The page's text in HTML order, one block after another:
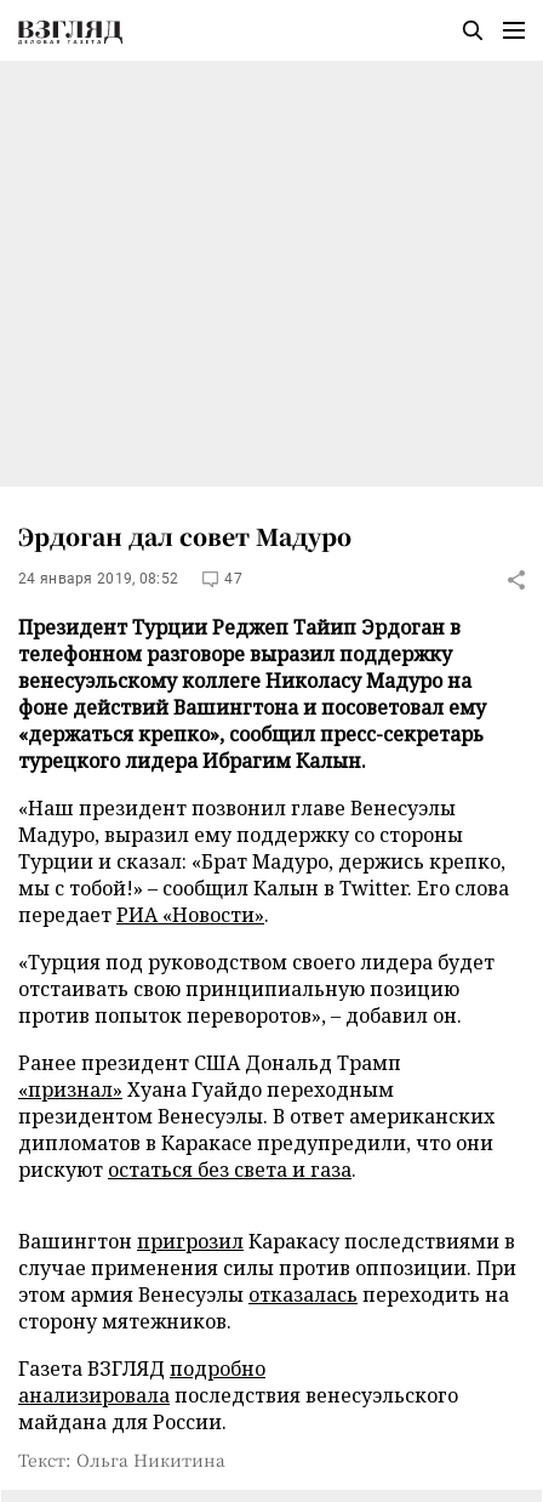
Эрдоган дал совет Мадуро
24 января 2019, 08:52 47
Президент Турции Реджеп Тайип Эрдоган в
телефонном разговоре выразил поддержку
венесуэльскому коллеге Николасу Мадуро на
фоне действий Вашингтона и посоветовал ему
«держаться крепко», сообщил пресс-секретарь
турецкого лидера Ибрагим Калын.
«Наш президент позвонил главе Венесуэлы
Мадуро, выразил ему поддержку со стороны
Турции и сказал: «Брат Мадуро, держись крепко,
мы с тобой!» – сообщил Калын в Twitter. Его слова
передаетРИА «Новости».
«Турция под руководством своего лидера будет
отстаивать свою принципиальную позицию
против попыток переворотов», – добавил он.
Ранее президент США Дональд Трамп
«признал» Хуана Гуайдо переходным
президентом Венесуэлы. В ответ американских
дипломатов в Каракасе предупредили, что они
рискуют остаться без света и газа.
Вашингтон пригрозилКаракасу последствиями в
случае применения силы против оппозиции. При
этом армия Венесуэлы отказалась переходить на
сторону мятежников.
Газета ВЗГЛЯД подробно
анализировалапоследствия венесуэльского
майдана для России.
Текст: Ольга Никитина